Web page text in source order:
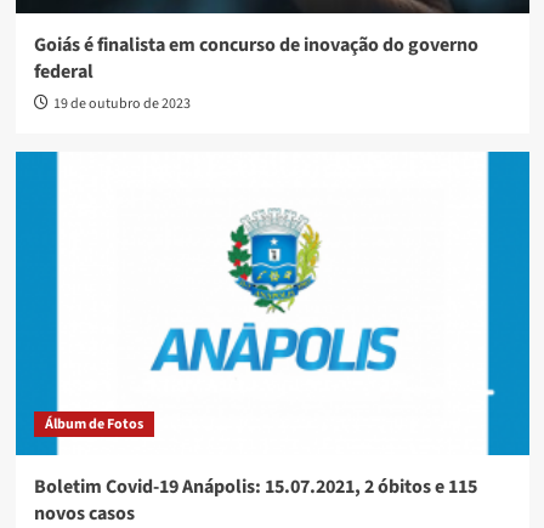
Goiás é finalista em concurso de inovação do governo
federal
19 de outubro de 2023
Álbum de Fotos
Boletim Covid-19 Anápolis: 15.07.2021, 2 óbitos e 115
novos casos